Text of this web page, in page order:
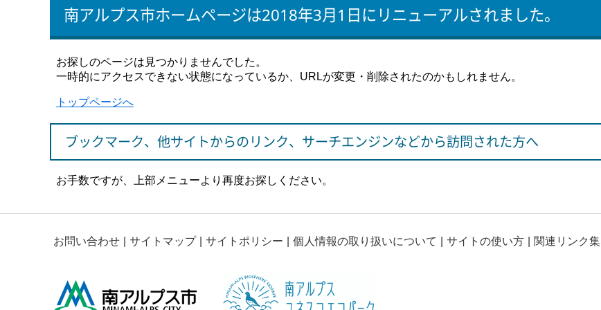
南アルプス市ホームページは2018年3月1日にリニューアルされました。
お探しのページは見つかりませんでした。
一時的にアクセスできない状態になっているか、URLが変更・削除されたのかもしれません。
トップページへ
ブックマーク、他サイトからのリンク、サーチエンジンなどから訪問された方へ
お手数ですが、上部メニューより再度お探しください。
お問い合わせ サイトマップ サイトポリシー 個人情報の取り扱いについて サイトの使い方 関連リンク集